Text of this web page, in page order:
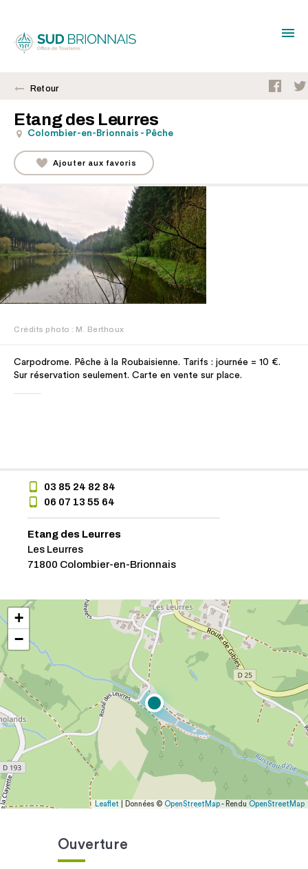
Retour
Etang des Leurres
Colombier-en-Brionnais - Pêche
Ajouter aux favoris
Crédits photo : M. Berthoux
Carpodrome. Pêche à la Roubaisienne. Tarifs : journée = 10 €.
Sur réservation seulement. Carte en vente sur place.
03 85 24 82 84
06 07 13 55 64
Etang des Leurres
Les Leurres
71800 Colombier-en-Brionnais
+
−
Leaflet | Données © OpenStreetMap- Rendu OpenStreetMap
Ouverture